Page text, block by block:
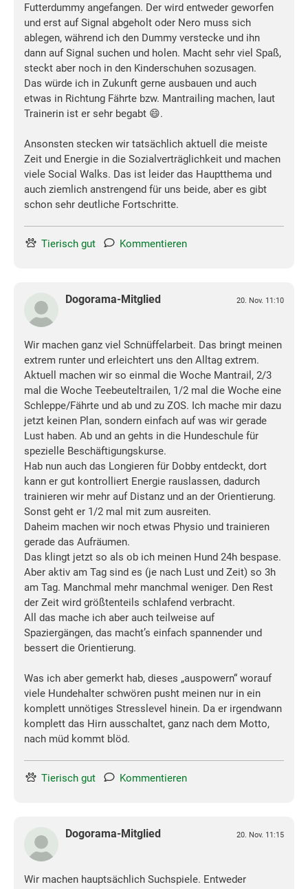
Futterdummy angefangen. Der wird entweder geworfen
und erst auf Signal abgeholt oder Nero muss sich
ablegen, während ich den Dummy verstecke und ihn
dann auf Signal suchen und holen. Macht sehr viel Spaß,
steckt aber noch in den Kinderschuhen sozusagen.
Das würde ich in Zukunft gerne ausbauen und auch
etwas in Richtung Fährte bzw. Mantrailing machen, laut
Trainerin ist er sehr begabt 😄.
Ansonsten stecken wir tatsächlich aktuell die meiste
Zeit und Energie in die Sozialverträglichkeit und machen
viele Social Walks. Das ist leider das Hauptthema und
auch ziemlich anstrengend für uns beide, aber es gibt
schon sehr deutliche Fortschritte.
Tierisch gut Kommentieren
Dogorama-Mitglied 20. Nov. 11:10
Wir machen ganz viel Schnüffelarbeit. Das bringt meinen
extrem runter und erleichtert uns den Alltag extrem.
Aktuell machen wir so einmal die Woche Mantrail, 2/3
mal die Woche Teebeuteltrailen, 1/2 mal die Woche eine
Schleppe/Fährte und ab und zu ZOS. Ich mache mir dazu
jetzt keinen Plan, sondern einfach auf was wir gerade
Lust haben. Ab und an gehts in die Hundeschule für
spezielle Beschäftigungskurse.
Hab nun auch das Longieren für Dobby entdeckt, dort
kann er gut kontrolliert Energie rauslassen, dadurch
trainieren wir mehr auf Distanz und an der Orientierung.
Sonst geht er 1/2 mal mit zum ausreiten.
Daheim machen wir noch etwas Physio und trainieren
gerade das Aufräumen.
Das klingt jetzt so als ob ich meinen Hund 24h bespase.
Aber aktiv am Tag sind es (je nach Lust und Zeit) so 3h
am Tag. Manchmal mehr manchmal weniger. Den Rest
der Zeit wird größtenteils schlafend verbracht.
All das mache ich aber auch teilweise auf
Spaziergängen, das macht’s einfach spannender und
bessert die Orientierung.
Was ich aber gemerkt hab, dieses „auspowern“ worauf
viele Hundehalter schwören pusht meinen nur in ein
komplett unnötiges Stresslevel hinein. Da er irgendwann
komplett das Hirn ausschaltet, ganz nach dem Motto,
nach müd kommt blöd.
Tierisch gut Kommentieren
Dogorama-Mitglied 20. Nov. 11:15
Wir machen hauptsächlich Suchspiele. Entweder